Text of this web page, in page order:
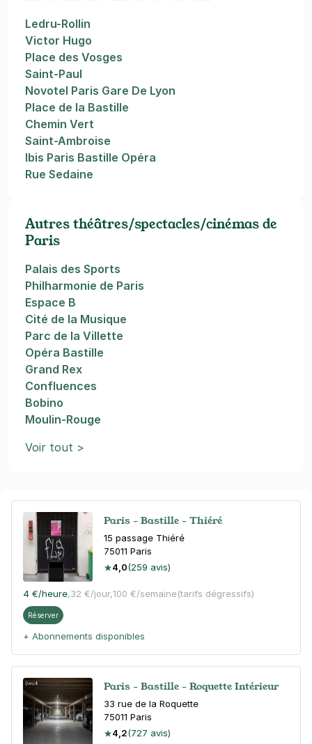
Paris - Bastille - Thiéré
15 passage Thiéré
75011 Paris
4,0(259 avis)
4 €/heure,32 €/jour,100 €/semaine(tarifs dégressifs)
Réserver
+ Abonnements disponibles
Paris - Bastille - Roquette Intérieur
33 rue de la Roquette
75011 Paris
4,2(727 avis)
Ledru-Rollin
Victor Hugo
Place des Vosges
Saint-Paul
Novotel Paris Gare De Lyon
Place de la Bastille
Chemin Vert
Saint-Ambroise
Ibis Paris Bastille Opéra
Rue Sedaine
Autres théâtres/spectacles/cinémas de
Paris
Palais des Sports
Philharmonie de Paris
Espace B
Cité de la Musique
Parc de la Villette
Opéra Bastille
Grand Rex
Confluences
Bobino
Moulin-Rouge
Voir tout >